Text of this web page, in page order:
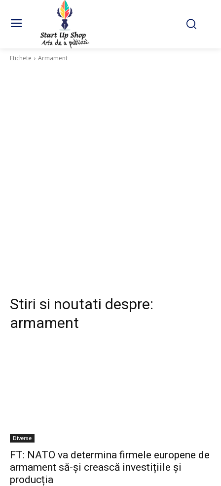
Etichete Armament
Stiri si noutati despre:
armament
Diverse
FT: NATO va determina firmele europene de
armament să-și crească investițiile și
producția